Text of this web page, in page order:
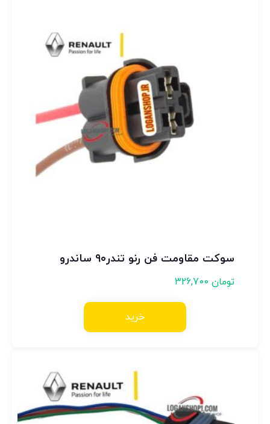
سوکت مقاومت فن رنو تندر۹۰ ساندرو
تومان326,700
خرید